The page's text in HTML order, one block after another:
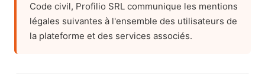
Code civil, Profilio SRL communique les mentions
légales suivantes à l'ensemble des utilisateurs de
la plateforme et des services associés.